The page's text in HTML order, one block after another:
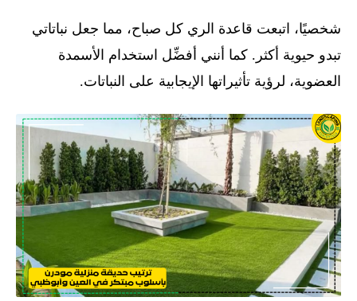
شخصيًا، اتبعت قاعدة الري كل صباح، مما جعل نباتاتي
تبدو حيوية أكثر. كما أنني أفضِّل استخدام الأسمدة
العضوية، لرؤية تأثيراتها الإيجابية على النباتات.